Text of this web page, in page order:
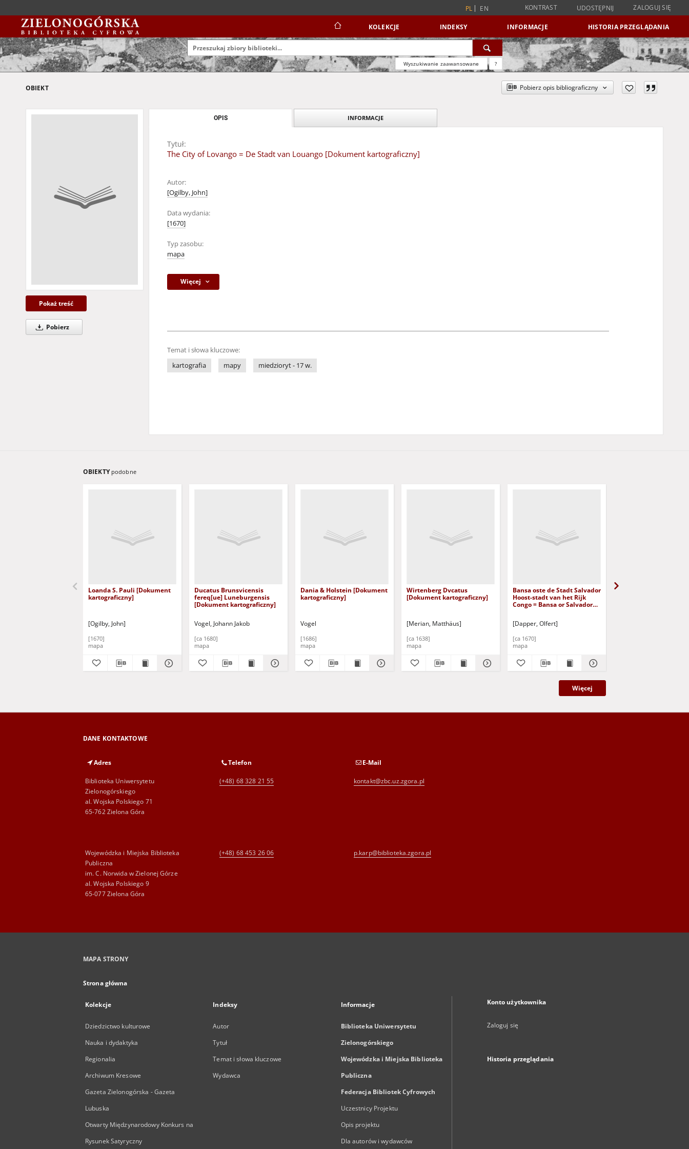
PL EN KONTRAST UDOSTĘPNIJ ZALOGUJ SIĘ
KOLEKCJE INDEKSY INFORMACJE HISTORIA PRZEGLĄDANIA
Wyszukiwanie zaawansowane ?
OBIEKT Pobierz opis bibliograficzny
Pokaż treść
Pobierz
OPIS INFORMACJE
Tytuł:
The City of Lovango = De Stadt van Louango [Dokument kartograficzny]
Autor:
[Ogilby, John]
Data wydania:
[1670]
Typ zasobu:
mapa
Więcej
Temat i słowa kluczowe:
kartografia
mapy miedzioryt - 17 w.
OBIEKTY podobne
Loanda S. Pauli [Dokument
kartograficzny]
[Ogilby, John]
[1670]
mapa
Ducatus Brunsvicensis
fereq[ue] Luneburgensis
[Dokument kartograficzny]
Vogel, Johann Jakob
[ca 1680]
mapa
Dania & Holstein [Dokument
kartograficzny]
Vogel
[1686]
mapa
Wirtenberg Dvcatus
[Dokument kartograficzny]
[Merian, Matthäus]
[ca 1638]
mapa
Bansa oste de Stadt Salvador
Hoost-stadt van het Rijk
Congo = Bansa or Salvador
kartograficzny]
[Dapper, Olfert]
[ca 1670]
mapa
Więcej
DANE KONTAKTOWE
Adres
Biblioteka Uniwersytetu
Zielonogórskiego
al. Wojska Polskiego 71
65-762 Zielona Góra
Telefon
(+48) 68 328 21 55
E-Mail
kontakt@zbc.uz.zgora.pl
Wojewódzka i Miejska Biblioteka
Publiczna
im. C. Norwida w Zielonej Górze
al. Wojska Polskiego 9
65-077 Zielona Góra
(+48) 68 453 26 06 p.karp@biblioteka.zgora.pl
MAPA STRONY
Strona główna
Kolekcje
Dziedzictwo kulturowe
Nauka i dydaktyka
Regionalia
Archiwum Kresowe
Gazeta Zielonogórska - Gazeta
Lubuska
Otwarty Międzynarodowy Konkurs na
Rysunek Satyryczny
Indeksy
Autor
Tytuł
Temat i słowa kluczowe
Wydawca
Informacje
Biblioteka Uniwersytetu
Zielonogórskiego
Wojewódzka i Miejska Biblioteka
Publiczna
Federacja Bibliotek Cyfrowych
Uczestnicy Projektu
Opis projektu
Dla autorów i wydawców
Konto użytkownika
Zaloguj się
Historia przeglądania